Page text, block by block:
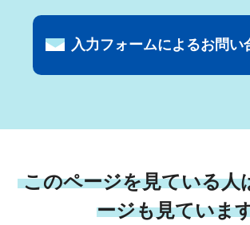
入力フォームによるお問い
このページを見ている人
ージも見ていま